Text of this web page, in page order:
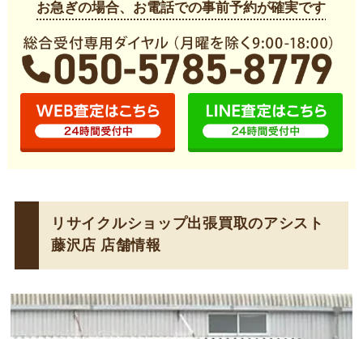
お急ぎの場合、お電話での事前予約が確実です
リサイクルショップ出張買取のアシスト
藤沢店 店舗情報